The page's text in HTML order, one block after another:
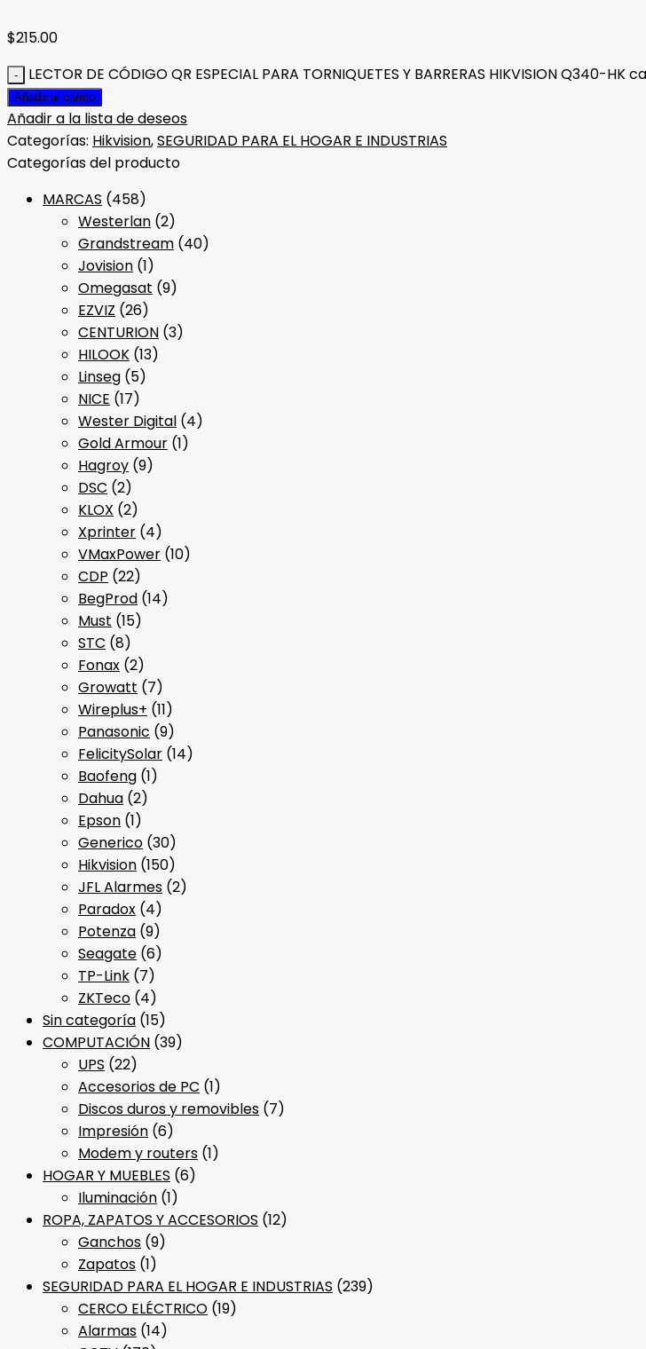
$215.00
LECTOR DE CÓDIGO QR ESPECIAL PARA TORNIQUETES Y BARRERAS HIKVISION Q340-HK
Añadir al carrito
Añadir a la lista de deseos
Categorías: Hikvision,SEGURIDAD PARA EL HOGAR E INDUSTRIAS
Categorías del producto
MARCAS (458)
Westerlan (2)
Grandstream (40)
Jovision (1)
Omegasat (9)
EZVIZ (26)
CENTURION (3)
HILOOK (13)
Linseg (5)
NICE (17)
Wester Digital (4)
Gold Armour (1)
Hagroy (9)
DSC (2)
KLOX (2)
Xprinter (4)
VMaxPower (10)
CDP (22)
BegProd (14)
Must (15)
STC (8)
Fonax (2)
Growatt (7)
Wireplus+ (11)
Panasonic (9)
FelicitySolar (14)
Baofeng (1)
Dahua (2)
Epson (1)
Generico (30)
Hikvision (150)
JFL Alarmes (2)
Paradox (4)
Potenza (9)
Seagate (6)
TP-Link (7)
ZKTeco (4)
Sin categoría (15)
COMPUTACIÓN (39)
UPS (22)
Accesorios de PC (1)
Discos duros y removibles (7)
Impresión (6)
Modem y routers (1)
HOGAR Y MUEBLES (6)
Iluminación (1)
ROPA, ZAPATOS Y ACCESORIOS (12)
Ganchos (9)
Zapatos (1)
SEGURIDAD PARA EL HOGAR E INDUSTRIAS (239)
CERCO ELÉCTRICO (19)
Alarmas (14)